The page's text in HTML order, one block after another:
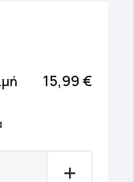
15,99 €